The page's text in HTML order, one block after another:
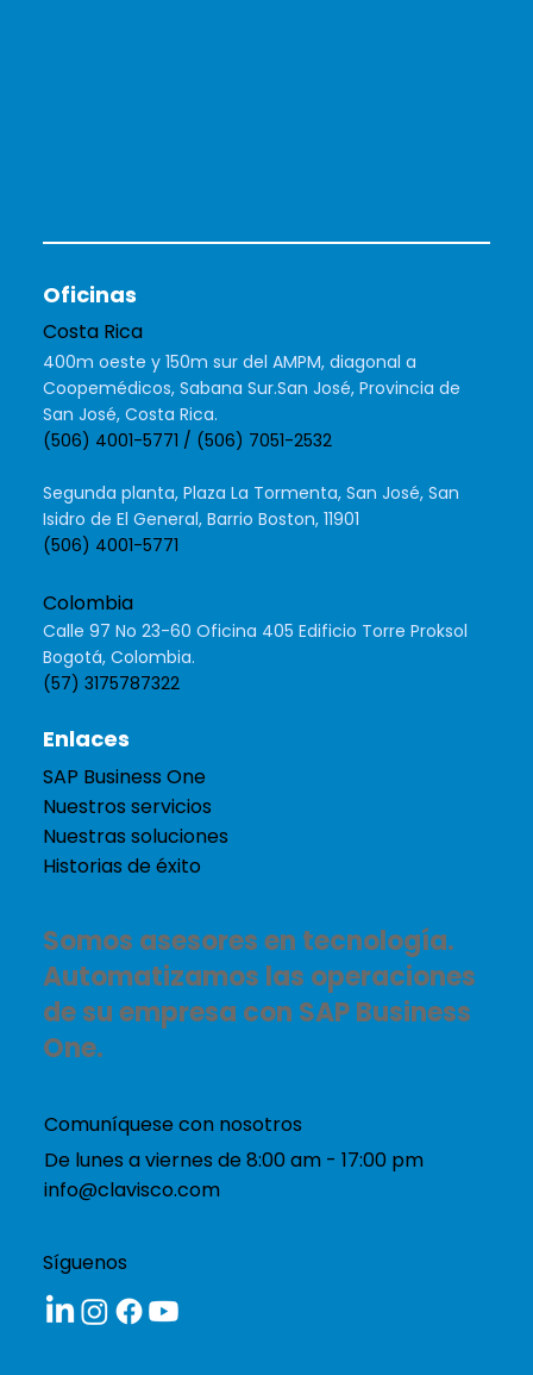
Somos asesores en tecnología.
Automatizamos las operaciones
de su empresa con SAP Business
One.
Comuníquese con nosotros
De lunes a viernes de 8:00 am - 17:00 pm
info@clavisco.com
Síguenos
Enlaces
SAP Business One
Nuestros servicios
Nuestras soluciones
Historias de éxito
Oficinas
Costa Rica
400m oeste y 150m sur del AMPM, diagonal a
Coopemédicos, Sabana Sur.San José, Provincia de
San José, Costa Rica.
(506) 4001-5771 / (506) 7051-2532
Segunda planta, Plaza La Tormenta, San José, San
Isidro de El General, Barrio Boston, 11901
(506) 4001-5771
Colombia
Calle 97 No 23-60 Oficina 405 Edificio Torre Proksol
Bogotá, Colombia.
(57) 3175787322